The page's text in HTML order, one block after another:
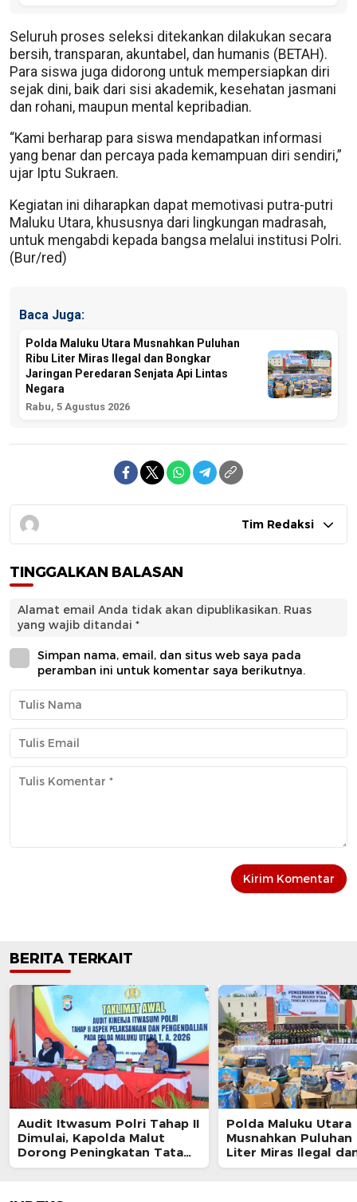
Seluruh proses seleksi ditekankan dilakukan secara
bersih, transparan, akuntabel, dan humanis (BETAH).
Para siswa juga didorong untuk mempersiapkan diri
sejak dini, baik dari sisi akademik, kesehatan jasmani
dan rohani, maupun mental kepribadian.
“Kami berharap para siswa mendapatkan informasi
yang benar dan percaya pada kemampuan diri sendiri,”
ujar Iptu Sukraen.
Kegiatan ini diharapkan dapat memotivasi putra-putri
Maluku Utara, khususnya dari lingkungan madrasah,
untuk mengabdi kepada bangsa melalui institusi Polri.
(Bur/red)
Baca Juga:
Polda Maluku Utara Musnahkan Puluhan
Ribu Liter Miras Ilegal dan Bongkar
Jaringan Peredaran Senjata Api Lintas
Negara
Rabu, 5 Agustus 2026
Tim Redaksi
TINGGALKAN BALASAN
Alamat email Anda tidak akan dipublikasikan. Ruas
yang wajib ditandai *
Simpan nama, email, dan situs web saya pada
peramban ini untuk komentar saya berikutnya.
BERITA TERKAIT
Audit Itwasum Polri Tahap II
Dimulai, Kapolda Malut
Dorong Peningkatan Tata
Kelola Organisasi yang
Polda Maluku Utara
Musnahkan Puluhan
Liter Miras Ilegal
Bongkar Jaringan